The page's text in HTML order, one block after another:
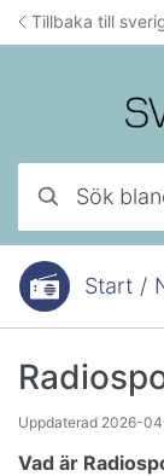
Hoppa till innehåll
Tillbaka till
Du är här:Start /
Uppdaterad 2026-
Vad är